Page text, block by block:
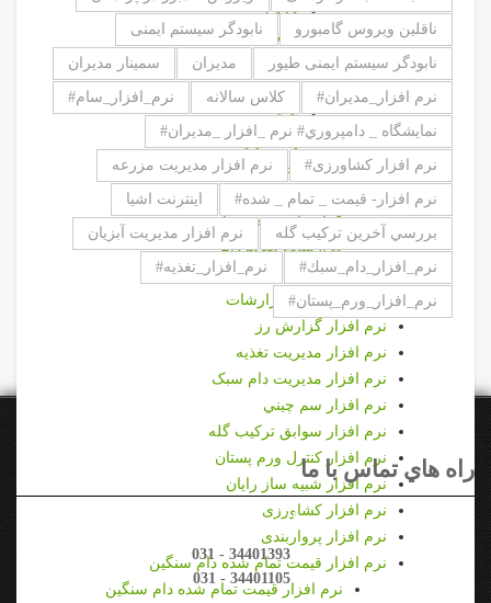
حذف
خشكي
ركورد
زايش
شجره
واحد توليد
گزارشات قيمت تمام شده
گزارشات سم چيني
گزارشات ورم پستان
گزارشات تغذیه دام
گزارشات قیمت تمام شده بز
مجموعه گزارشات
نرم افزار گزارش رز
نرم افزار مديريت تغذيه
نرم افزار مدیریت دام سبک
نرم افزار سم چيني
نرم افزار سوابق تركيب گله
نرم افزار كنترل ورم پستان
نرم افزار شبیه ساز رایان
نرم افزار کشاورزی
نرم افزار پرواربندی
نرم افزار قيمت تمام شده دام سنگین
نرم افزار قيمت تمام شده دام سنگین
ناقلین ویروس گامبورو نابودگر سیستم ایمنی
نابودگر سیستم ایمنی طیور مديران سمينار مديران
نرم افزار_مدیران# كلاس سالانه نرم_افزار_سام#
نمايشگاه _ دامپروري# نرم _افزار _مديران#
نرم افزار کشاورزی# نرم افزار مدیریت مزرعه
نرم افزار- قیمت _ تمام _ شده# اینترنت اشیا
بررسي آخرين تركيب گله نرم افزار مدیریت آبزیان
نرم_افزار_دام_سبك# نرم_افزار_تغذيه#
نرم_افزار_ورم_پستان#
راه هاي تماس با ما
تلفن دفتر مركزي
031 - 34401393
031 - 34401105